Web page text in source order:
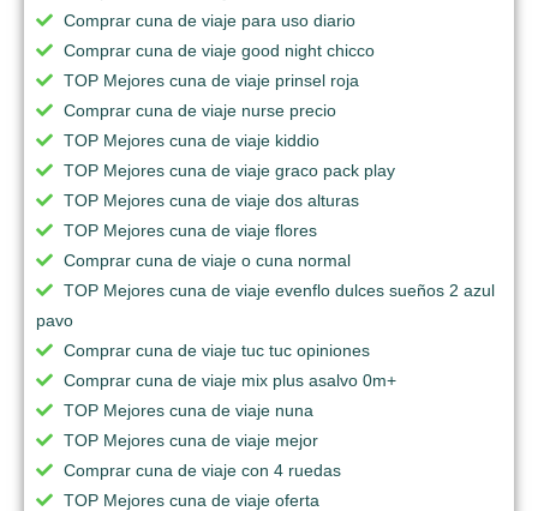
Comprar cuna de viaje para uso diario
Comprar cuna de viaje good night chicco
TOP Mejores cuna de viaje prinsel roja
Comprar cuna de viaje nurse precio
TOP Mejores cuna de viaje kiddio
TOP Mejores cuna de viaje graco pack play
TOP Mejores cuna de viaje dos alturas
TOP Mejores cuna de viaje flores
Comprar cuna de viaje o cuna normal
TOP Mejores cuna de viaje evenflo dulces sueños 2 azul
pavo
Comprar cuna de viaje tuc tuc opiniones
Comprar cuna de viaje mix plus asalvo 0m+
TOP Mejores cuna de viaje nuna
TOP Mejores cuna de viaje mejor
Comprar cuna de viaje con 4 ruedas
TOP Mejores cuna de viaje oferta